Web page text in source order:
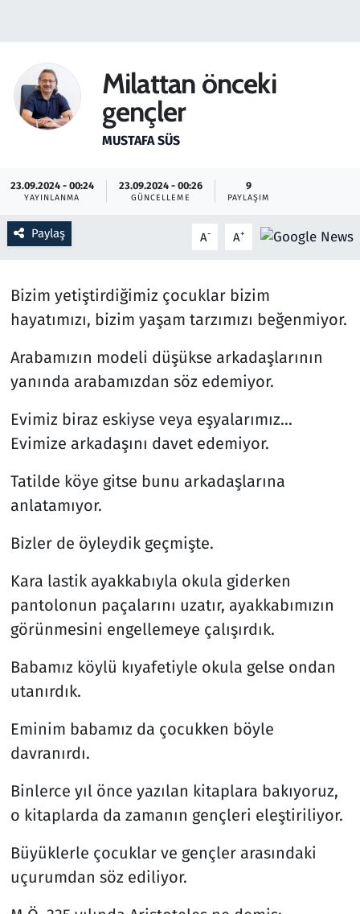
Milattan önceki
gençler
MUSTAFA SÜS
23.09.2024 - 00:24
YAYINLANMA
23.09.2024 - 00:26
GÜNCELLEME
9
PAYLAŞIM
Paylaş A- A+
Bizim yetiştirdiğimiz çocuklar bizim
hayatımızı, bizim yaşam tarzımızı beğenmiyor.
Arabamızın modeli düşükse arkadaşlarının
yanında arabamızdan söz edemiyor.
Evimiz biraz eskiyse veya eşyalarımız…
Evimize arkadaşını davet edemiyor.
Tatilde köye gitse bunu arkadaşlarına
anlatamıyor.
Bizler de öyleydik geçmişte.
Kara lastik ayakkabıyla okula giderken
pantolonun paçalarını uzatır, ayakkabımızın
görünmesini engellemeye çalışırdık.
Babamız köylü kıyafetiyle okula gelse ondan
utanırdık.
Eminim babamız da çocukken böyle
davranırdı.
Binlerce yıl önce yazılan kitaplara bakıyoruz,
o kitaplarda da zamanın gençleri eleştiriliyor.
Büyüklerle çocuklar ve gençler arasındaki
uçurumdan söz ediliyor.
Haber
Kültür Sanat
Lezzet Durağı
Memur ve Kamu
Oyun
Ramazan
Rüya Tabirleri
Sağlık
Spor
Teknoloji ve Bilim
Televizyon